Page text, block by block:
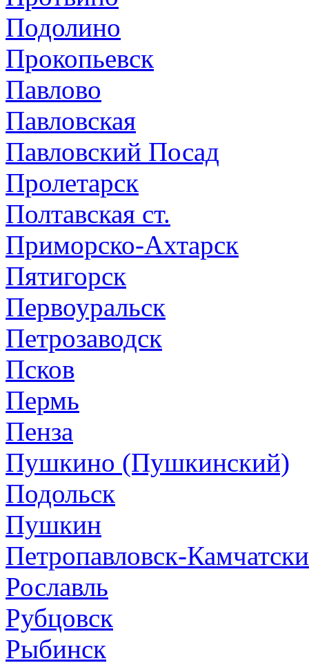
Подолино
Прокопьевск
Павлово
Павловская
Павловский Посад
Пролетарск
Полтавская ст.
Приморско-Ахтарск
Пятигорск
Первоуральск
Петрозаводск
Псков
Пермь
Пенза
Пушкино (Пушкинский)
Подольск
Пушкин
Петропавловск-
Рославль
Рубцовск
Рыбинск